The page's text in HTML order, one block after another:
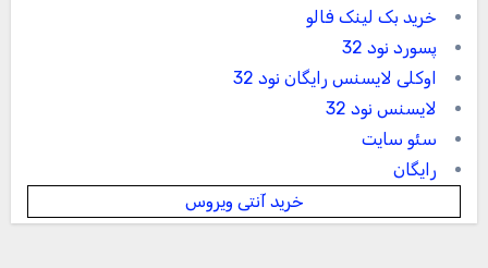
خرید بک لینک فالو
پسورد نود 32
اوکلی لایسنس رایگان نود 32
لایسنس نود 32
سئو سایت
رایگان
خرید آنتی ویروس